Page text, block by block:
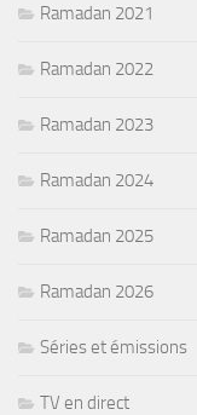
Ramadan 2021
Ramadan 2022
Ramadan 2023
Ramadan 2024
Ramadan 2025
Ramadan 2026
Séries et émissions
TV en direct